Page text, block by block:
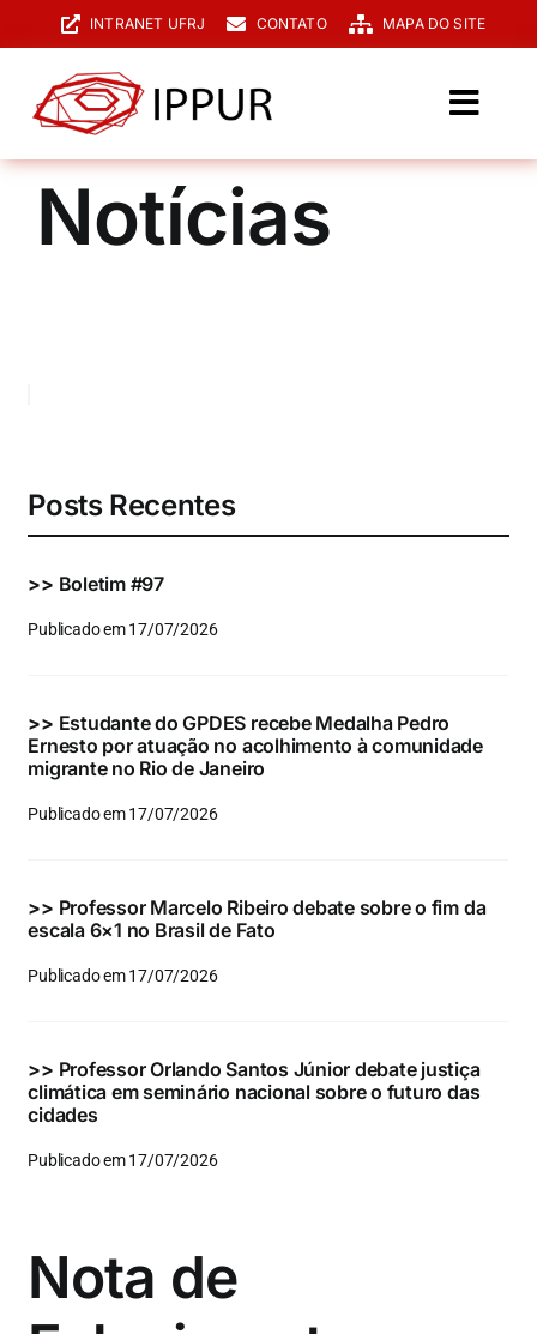
para
conteúdo
INTRANET UFRJ CONTATO MAPA DO SITE
O IPPUR
Graduação
Eventos e Certificados
para:
Notícias
Posts Recentes
>> Boletim #97
Publicado em 17/07/2026
>> Estudante do GPDES recebe Medalha Pedro
Ernesto por atuação no acolhimento à comunidade
migrante no Rio de Janeiro
Publicado em 17/07/2026
>> Professor Marcelo Ribeiro debate sobre o fim da
escala 6×1 no Brasil de Fato
Publicado em 17/07/2026
>> Professor Orlando Santos Júnior debate justiça
climática em seminário nacional sobre o futuro das
cidades
Publicado em 17/07/2026
Nota de